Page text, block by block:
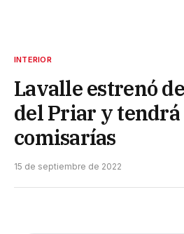
INTERIOR
Lavalle estrenó
del Priar y tendrá
comisarías
15 de septiembre de 2022